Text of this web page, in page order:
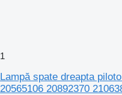
1
Lampă spate dreapta
20565106 20892370